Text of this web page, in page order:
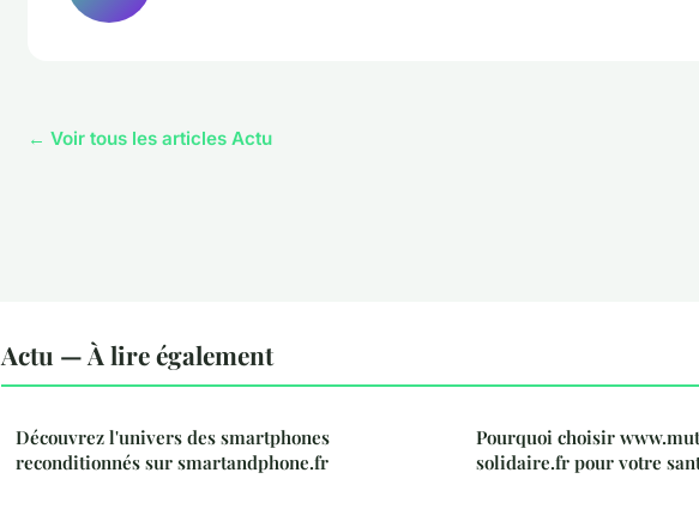
← Voir tous les articles Actu
Actu — À lire également
Découvrez l'univers des smartphones
reconditionnés sur smartandphone.fr
Pourquoi choisir
solidaire.fr pour votre